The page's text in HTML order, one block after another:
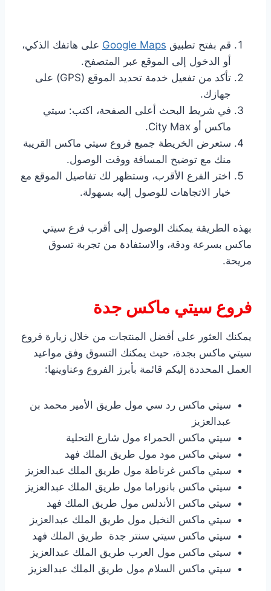
قم بفتح تطبيق Google Maps على هاتفك الذكي،
أو الدخول إلى الموقع عبر المتصفح.
تأكد من تفعيل خدمة تحديد الموقع (GPS) على
جهازك.
في شريط البحث أعلى الصفحة، اكتب: سيتي
ماكس أو City Max.
ستعرض الخريطة جميع فروع سيتي ماكس القريبة
منك مع توضيح المسافة ووقت الوصول.
اختر الفرع الأقرب، وستظهر لك تفاصيل الموقع مع
خيار الاتجاهات للوصول إليه بسهولة.
بهذه الطريقة يمكنك الوصول إلى أقرب فرع سيتي
ماكس بسرعة ودقة، والاستفادة من تجربة تسوق
مريحة.
فروع سيتي ماكس جدة
يمكنك العثور على أفضل المنتجات من خلال زيارة فروع
سيتي ماكس بجدة، حيث يمكنك التسوق وفق مواعيد
العمل المحددة إليكم قائمة بأبرز الفروع وعناوينها:
سيتي ماكس رد سي مول طريق الأمير محمد بن
عبدالعزيز
سيتي ماكس الحمراء مول شارع التحلية
سيتي ماكس مود مول طريق الملك فهد
سيتي ماكس غرناطة مول طريق الملك عبدالعزيز
سيتي ماكس بانوراما مول طريق الملك عبدالعزيز
سيتي ماكس الأندلس مول طريق الملك فهد
سيتي ماكس النخيل مول طريق الملك عبدالعزيز
سيتي ماكس سيتي سنتر جدة طريق الملك فهد
سيتي ماكس مول العرب طريق الملك عبدالعزيز
سيتي ماكس السلام مول طريق الملك عبدالعزيز